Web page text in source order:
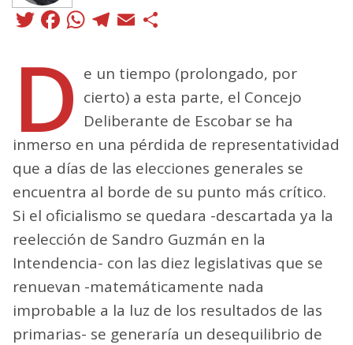
Twitter
Facebook
WhatsApp
Telegram
Email
D e un tiempo (prolongado, por
cierto) a esta parte, el Concejo
Deliberante de Escobar se ha
inmerso en una pérdida de representatividad
que a días de las elecciones generales se
encuentra al borde de su punto más crítico.
Si el oficialismo se quedara -descartada ya la
reelección de Sandro Guzmán en la
Intendencia- con las diez legislativas que se
renuevan -matemáticamente nada
improbable a la luz de los resultados de las
primarias- se generaría un desequilibrio de